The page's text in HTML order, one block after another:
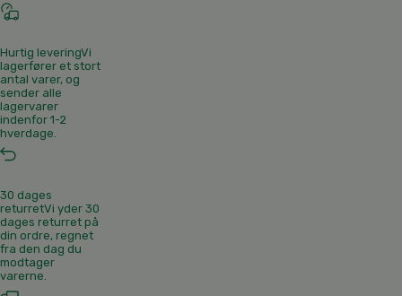
Hurtig leveringVi
lagerfører et stort
antal varer, og
sender alle
lagervarer
indenfor 1-2
hverdage.
30 dages
returretVi yder 30
dages returret på
din ordre, regnet
fra den dag du
modtager
varerne.